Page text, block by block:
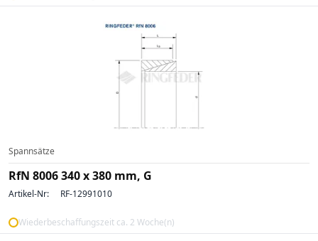
Spannsätze
RfN 8006 340 x 380 mm, G
Artikel-Nr: RF-12991010
Wiederbeschaffungszeit ca. 2 Woche(n)